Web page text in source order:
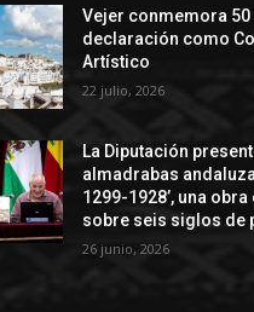
Vejer conmemora 50
declaración como
Artístico
22 julio, 2026
La Diputación
almadrabas
1299-1928’, una
sobre seis siglos de
26 junio, 2026